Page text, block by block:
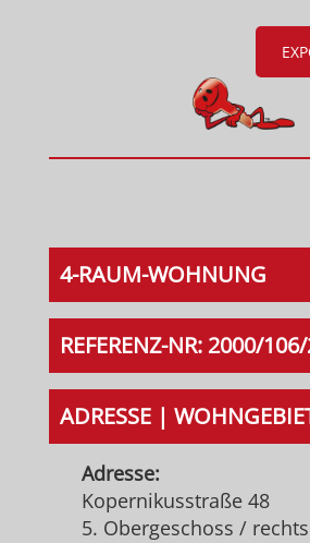
4-RAUM-WOHNUNG
REFERENZ-NR: 2000/
ADRESSE |
Adresse:
Kopernikusstraße 48
5. Obergeschoss / rechts